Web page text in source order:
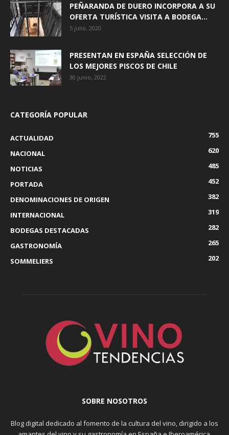
PEÑARANDA DE DUERO INCORPORA A SU
OFERTA TURÍSTICA VISITA A BODEGA...
5 julio, 2020
PRESENTAN EN ESPAÑA SELECCIÓN DE
LOS MEJORES PISCOS DE CHILE
30 junio, 2022
CATEGORÍA POPULAR
ACTUALIDAD
755
NACIONAL
620
NOTICIAS
485
PORTADA
452
DENOMINACIONES DE ORIGEN
382
INTERNACIONAL
319
BODEGAS DESTACADAS
282
GASTRONOMÍA
265
SOMMELIERS
202
SOBRE NOSOTROS
Blog digital dedicado al fomento de la cultura del vino, dirigido a los